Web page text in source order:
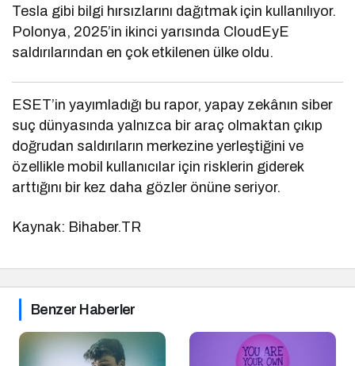
Tesla gibi bilgi hırsızlarını dağıtmak için kullanılıyor.
Polonya, 2025’in ikinci yarısında CloudEyE
saldırılarından en çok etkilenen ülke oldu.
ESET’in yayımladığı bu rapor, yapay zekânın siber
suç dünyasında yalnızca bir araç olmaktan çıkıp
doğrudan saldırıların merkezine yerleştiğini ve
özellikle mobil kullanıcılar için risklerin giderek
arttığını bir kez daha gözler önüne seriyor.
Kaynak: Bihaber.TR
Benzer Haberler